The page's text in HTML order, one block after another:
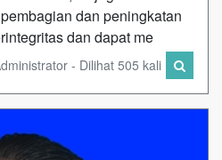
dan peningkatan
dan dapat me
- Dilihat 505 kali